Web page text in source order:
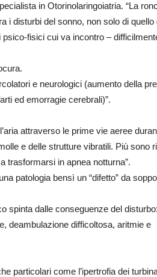
in Otorinolaringoiatria. “La
i disturbi del sonno, non solo di quello
fisici cui va incontro –
e neurologici (aumento della
ed emorragie cerebrali)”.
attraverso le prime vie aeree
e delle strutture vibratili. Più sono
trasformarsi in apnea notturna”.
patologia bensì un “difetto” da
spinta dalle conseguenze del disturbo:
deambulazione difficoltosa, aritmie e
particolari come l’ipertrofia dei